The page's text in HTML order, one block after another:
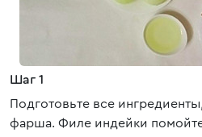
Шаг 1
Подготовьте все
фарша. Филе индейки